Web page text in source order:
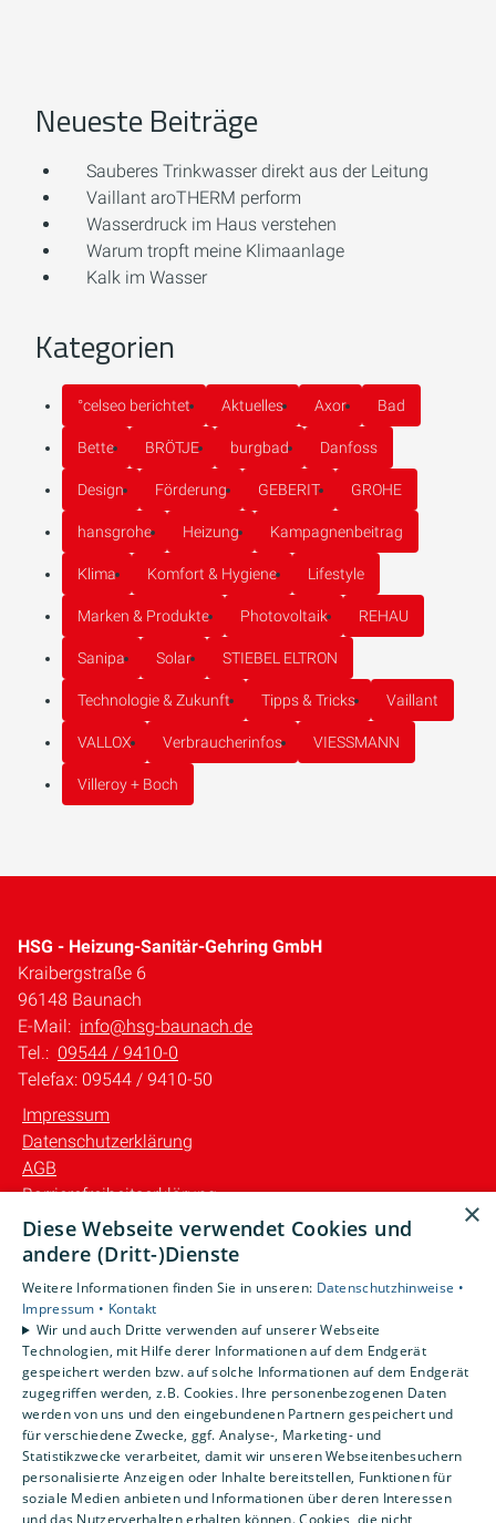
Neueste Beiträge
Sauberes Trinkwasser direkt aus der Leitung
Vaillant aroTHERM perform
Wasserdruck im Haus verstehen
Warum tropft meine Klimaanlage
Kalk im Wasser
Kategorien
°celseo berichtet Aktuelles Axor Bad
Bette BRÖTJE burgbad Danfoss
Design Förderung GEBERIT GROHE
hansgrohe Heizung Kampagnenbeitrag
Klima Komfort & Hygiene Lifestyle
Marken & Produkte Photovoltaik REHAU
Sanipa Solar STIEBEL ELTRON
Technologie & Zukunft Tipps & Tricks Vaillant
VALLOX Verbraucherinfos VIESSMANN
Villeroy + Boch
HSG - Heizung-Sanitär-Gehring GmbH
Kraibergstraße 6
96148 Baunach
E-Mail: info@hsg-baunach.de
Tel.: 09544 / 9410-0
Telefax: 09544 / 9410-50
Impressum
Datenschutzerklärung
AGB
Barrierefreiheitserklärung
Unsere Bereiche
Gewerbekunden
Karriere
Unternehmen
Kontakt
×
Diese Webseite verwendet Cookies und
andere (Dritt-)Dienste
Weitere Informationen finden Sie in unseren: Datenschutzhinweise •
Impressum • Kontakt
Wir und auch Dritte verwenden auf unserer Webseite
Technologien, mit Hilfe derer Informationen auf dem Endgerät
gespeichert werden bzw. auf solche Informationen auf dem Endgerät
zugegriffen werden, z.B. Cookies. Ihre personenbezogenen Daten
werden von uns und den eingebundenen Partnern gespeichert und
für verschiedene Zwecke, ggf. Analyse-, Marketing- und
Statistikzwecke verarbeitet, damit wir unseren Webseitenbesuchern
personalisierte Anzeigen oder Inhalte bereitstellen, Funktionen für
soziale Medien anbieten und Informationen über deren Interessen
und das Nutzerverhalten erhalten können. Cookies, die nicht